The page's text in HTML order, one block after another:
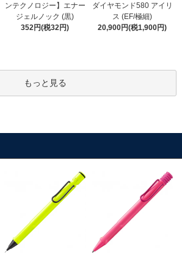
ンテクノロジー】エナー
ジェルノック (黒)
352円(税32円)
ダイヤモンド580 アイリ
ス (EF/極細)
20,900円(税1,900円)
もっと見る